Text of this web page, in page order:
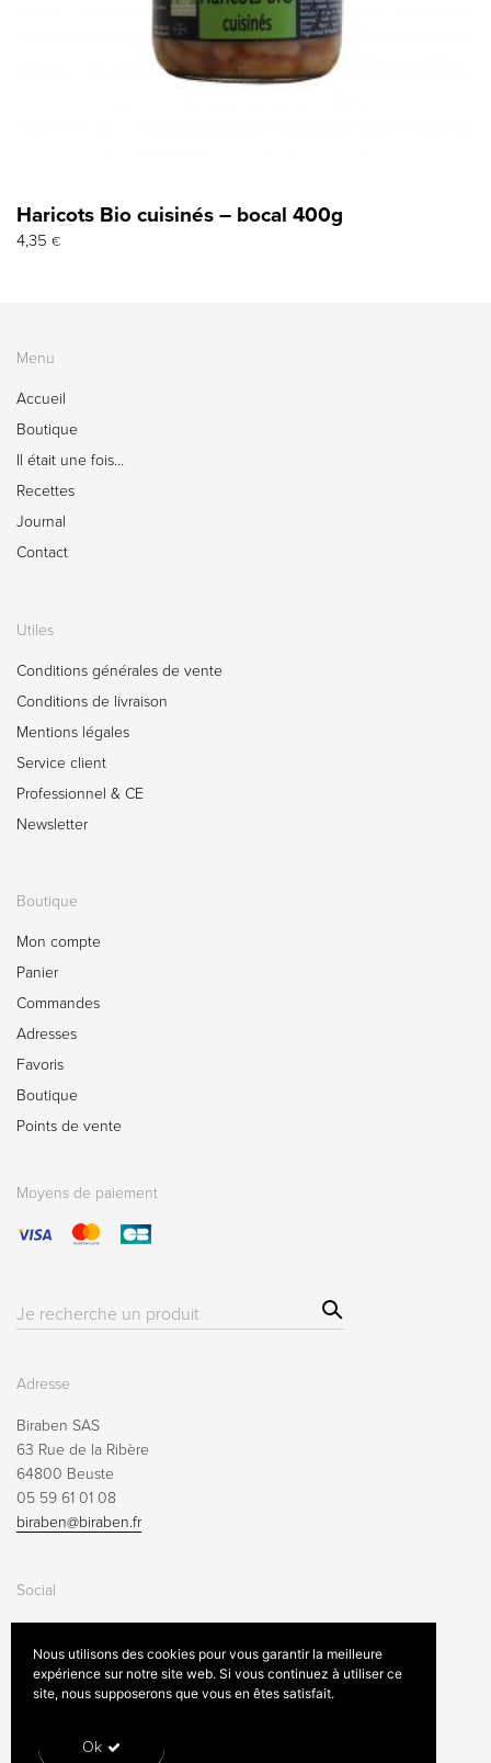
Haricots Bio cuisinés – bocal 400g
4,35 €
Menu
Accueil
Boutique
Il était une fois…
Recettes
Journal
Contact
Utiles
Conditions générales de vente
Conditions de livraison
Mentions légales
Service client
Professionnel & CE
Newsletter
Boutique
Mon compte
Panier
Commandes
Adresses
Favoris
Boutique
Points de vente
Moyens de paiement
Résultat(s)
Sear
ch
Adresse
Biraben SAS
63 Rue de la Ribère
64800 Beuste
05 59 61 01 08
biraben@biraben.fr
Social
© 2020
Nous utilisons des cookies pour vous garantir la meilleure
expérience sur notre site web. Si vous continuez à utiliser ce
site, nous supposerons que vous en êtes satisfait.
Ok